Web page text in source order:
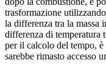
trasformazione
la differenza tra la massa
differenza di temperatura
per il calcolo del tempo, è
sarebbe rimasto accesso